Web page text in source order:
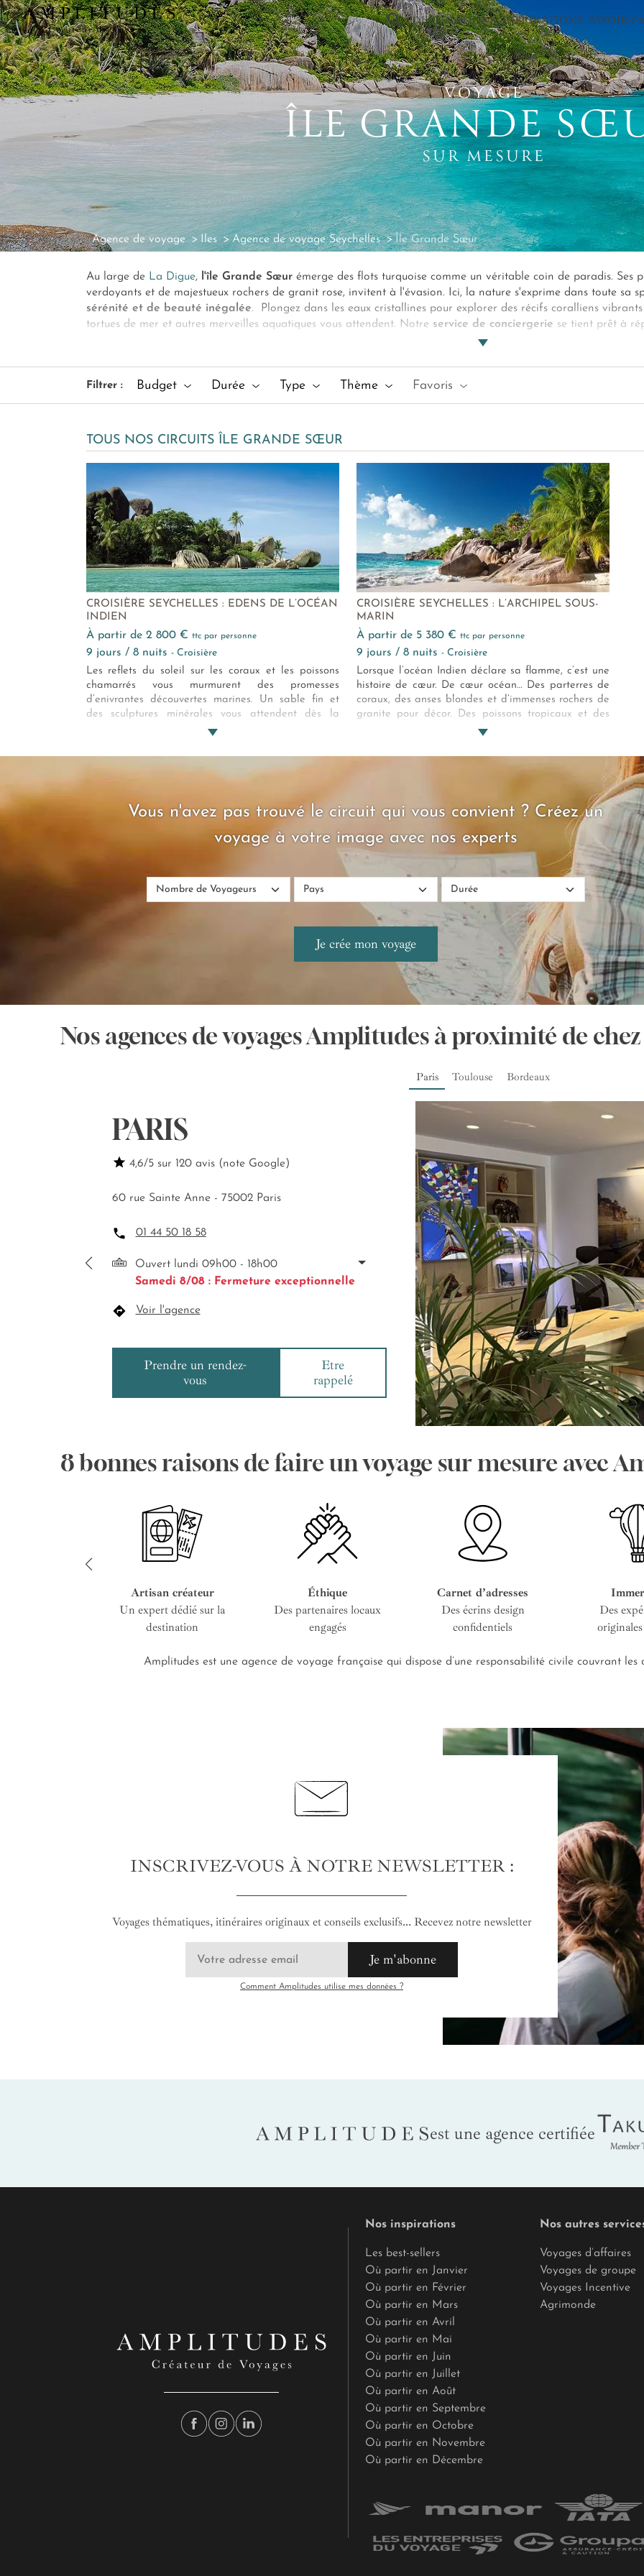
× DESTINATIONS INSPIRATIONS SAVOIR-
VOYAGE
ÎLE GRANDE
SUR MESURE
Agence de voyage Iles Agence de voyage Seychelles Île Grande Sœur
Au large de La Digue, l'île Grande Sœurémerge des flots turquoise comme un véritable coin de paradis. Ses
verdoyants et de majestueux rochers de granit rose, invitent à l'évasion. Ici, la nature s'exprime dans toute sa
sérénité et de beauté inégalée. Plongez dans les eaux cristallines pour explorer des récifs coralliens
tortues de mer et autres merveilles aquatiques vous attendent. Notre service de conciergerie se tient prêt à
réserver une excursion à la journée, organiser une plongée ou trouver l'équipement de snorkeling parfait, nous
être.
Filtrer : Budget Durée Type Thème Favoris
TOUS NOS CIRCUITS ÎLE GRANDE SŒUR
CROISIÈRE SEYCHELLES : EDENS DE L’OCÉAN
INDIEN
à partir de 2 800 € ttc par personne
9 jours / 8 nuits - Croisière
Les reflets du soleil sur les coraux et les poissons
chamarrés vous murmurent des promesses
d’enivrantes découvertes marines. Un sable fin et
des sculptures minérales vous attendent dès la
sortie de l’Océan, notamment à l’Anse Lazio, où
Bienvenue aux Seychelles….
CROISIÈRE SEYCHELLES : L’ARCHIPEL SOUS-
MARIN
à partir de 5 380 € ttc par personne
9 jours / 8 nuits - Croisière
Lorsque l’océan Indien déclare sa flamme, c’est une
histoire de cœur. De cœur océan… Des parterres de
coraux, des anses blondes et d’immenses rochers de
granite pour décor. Des poissons tropicaux et des
tortues pour témoins. Une croisière aux Seychelles
Vous n'avez pas trouvé le circuit qui vous convient ? Créez un
voyage à votre image avec nos experts
Nos agences de voyages Amplitudes à proximité de
Paris Toulouse Bordeaux
PARIS
4,6/5 sur 120 avis (note Google)
60 rue Sainte Anne - 75002 Paris
01 44 50 18 58
Ouvert lundi 09h00 - 18h00
Samedi 8/08 : Fermeture exceptionnelle
Voir l'agence
Prendre un rendez-
vous
Etre
rappelé
8 bonnes raisons de faire un voyage sur mesure avec
Artisan créateur
Un expert dédié sur la
destination
Éthique
Des partenaires locaux
engagés
Carnet d’adresses
Des écrins design
confidentiels
Des
Amplitudes est une agence de voyage française qui dispose d’une responsabilité civile couvrant les
INSCRIVEZ-VOUS À NOTRE NEWSLETTER :
Voyages thématiques, itinéraires originaux et conseils exclusifs... Recevez notre newsletter
Je m'abonne
Comment Amplitudes utilise mes données ?
AMPLITUDES est une agence certifiée
Nos inspirations
Les best-sellers
Où partir en Janvier
Où partir en Février
Où partir en Mars
Où partir en Avril
Où partir en Mai
Où partir en Juin
Où partir en Juillet
Où partir en Août
Où partir en Septembre
Où partir en Octobre
Où partir en Novembre
Où partir en Décembre
Nos autres
Voyages d’affaires
Voyages de groupe
Voyages Incentive
Agrimonde